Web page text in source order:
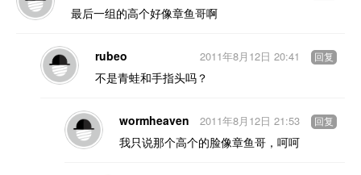
最后一组的高个好像章鱼哥啊
rubeo
不是青蛙和手指头吗？
2011年8月12日 20:41 回复
wormheaven
我只说那个高个的脸像章鱼哥，呵呵
2011年8月12日 21:53 回复